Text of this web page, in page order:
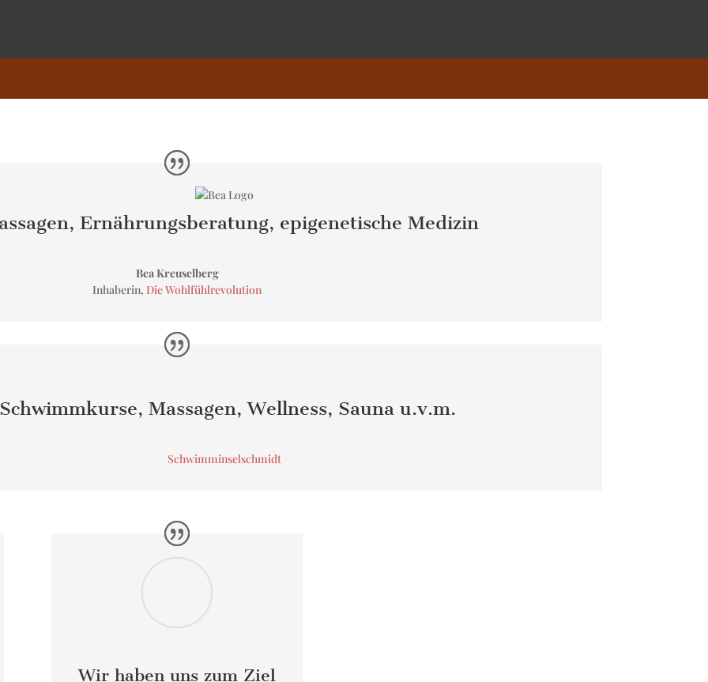
Ernährungsberatung, epigenetische Medizin
Bea Kreuselberg
Inhaberin, Die Wohlfühlrevolution
Massagen, Wellness, Sauna u.v.m.
Schwimminselschmidt
Wir haben uns zum Ziel